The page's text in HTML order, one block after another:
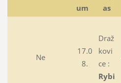
um
as
Ne
17.0
8.
Draž
kovi
ce :
Rybi